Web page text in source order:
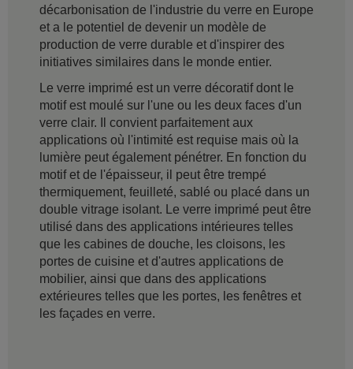
décarbonisation de l'industrie du verre en Europe
et a le potentiel de devenir un modèle de
production de verre durable et d'inspirer des
initiatives similaires dans le monde entier.
Le verre imprimé est un verre décoratif dont le
motif est moulé sur l'une ou les deux faces d'un
verre clair. Il convient parfaitement aux
applications où l'intimité est requise mais où la
lumière peut également pénétrer. En fonction du
motif et de l'épaisseur, il peut être trempé
thermiquement, feuilleté, sablé ou placé dans un
double vitrage isolant. Le verre imprimé peut être
utilisé dans des applications intérieures telles
que les cabines de douche, les cloisons, les
portes de cuisine et d'autres applications de
mobilier, ainsi que dans des applications
extérieures telles que les portes, les fenêtres et
les façades en verre.